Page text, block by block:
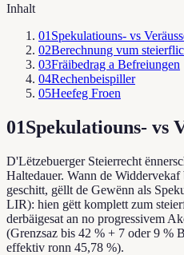
Inhalt
01 Spekulatiouns- vs
02Berechnung vum
03Fräibedrag a Befreiungen
04Rechenbeispiller
05Heefeg Froen
01Spekulatiouns- vs
D'Lëtzebuerger Steierrecht
Haltedauer. Wann de
geschitt, gëllt de Gewënn als
LIR): hien gëtt komplett zum
derbäigesat an no progressivem
(Grenzsaz bis 42 % + 7 oder 9 %
effektiv ronn 45,78 %).